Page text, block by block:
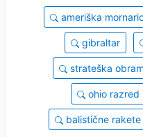
ameriška
gibraltar
strateška
ohio razred
balistične rakete